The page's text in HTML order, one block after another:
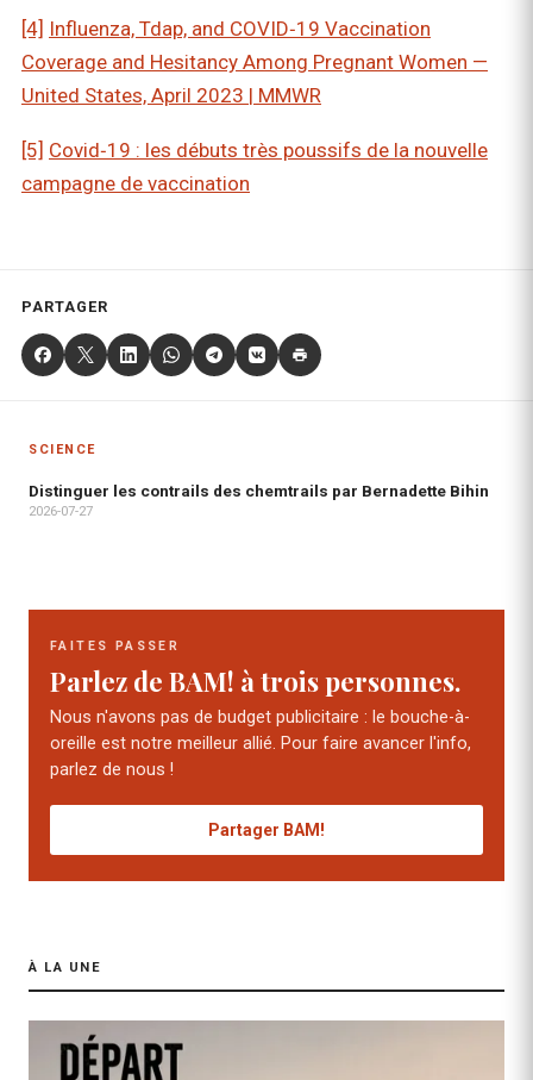
[4] Influenza, Tdap, and COVID‑19 Vaccination
Coverage and Hesitancy Among Pregnant Women —
United States, April 2023 | MMWR
[5] Covid‑19 : les débuts très poussifs de la nouvelle
campagne de vaccination
PARTAGER
SCIENCE
Distinguer les contrails des chemtrails par Bernadette Bihin
2026-07-27
FAITES PASSER
Parlez de BAM! à trois personnes.
Nous n'avons pas de budget publicitaire : le bouche-à-
oreille est notre meilleur allié. Pour faire avancer l'info,
parlez de nous !
Partager BAM!
À LA UNE